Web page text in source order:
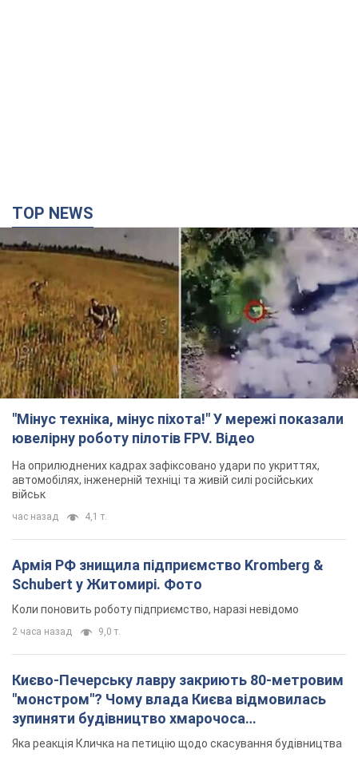
ювелірну роботу пілотів FPV. Відео
На оприлюднених кадрах зафіксовано удари по укриттях,
автомобілях, інженерній техніці та живій силі російських
військ
час назад 4,1 т.
Армія РФ знищила підприємство Kromberg &
Schubert у Житомирі. Фото
Коли поновить роботу підприємство, наразі невідомо
Києво-Печерську лавру закриють 80-метровим
"монстром"? Чому влада Києва відмовилась
зупиняти будівництво хмарочоса
"московського вірянина"
Яка реакція Кличка на петицію щодо скасування будівництва
5 часов назад 61,0 т.